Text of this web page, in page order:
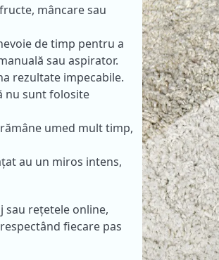
mâncare sau
de timp pentru a
sau aspirator.
rezultate impecabile.
nu sunt folosite
umed mult timp,
au un miros intens,
sau rețetele online,
fiecare pas